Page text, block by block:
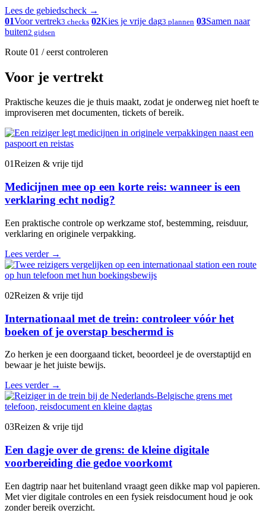
Lees de gebiedscheck →
01Voor vertrek3 checks 02Kies je vrije dag3 plannen 03Samen naar
buiten2 gidsen
Route 01 / eerst controleren
Voor je vertrekt
Praktische keuzes die je thuis maakt, zodat je onderweg niet hoeft te
improviseren met documenten, tickets of bereik.
01Reizen & vrije tijd
Medicijnen mee op een korte reis: wanneer is een
verklaring echt nodig?
Een praktische controle op werkzame stof, bestemming, reisduur,
verklaring en originele verpakking.
Lees verder →
02Reizen & vrije tijd
Internationaal met de trein: controleer vóór het
boeken of je overstap beschermd is
Zo herken je een doorgaand ticket, beoordeel je de overstaptijd en
bewaar je het juiste bewijs.
Lees verder →
03Reizen & vrije tijd
Een dagje over de grens: de kleine digitale
voorbereiding die gedoe voorkomt
Een dagtrip naar het buitenland vraagt geen dikke map vol papieren.
Met vier digitale controles en een fysiek reisdocument houd je ook
zonder bereik overzicht.